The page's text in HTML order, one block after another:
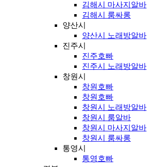
김해시 마사지알바
김해시 룸싸롱
양산시
양산시 노래방알바
진주시
진주호빠
진주시 노래방알바
창원시
창원호빠
창원호빠
창원시 노래방알바
창원시 룸알바
창원시 마사지알바
창원시 룸싸롱
통영시
통영호빠